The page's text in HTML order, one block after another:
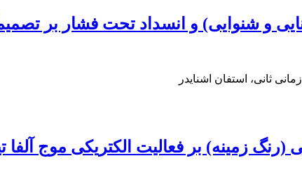
و شنوایی) و انسداد تحت فشار بر
ثانی، استفان اشنایدر
زمینه) بر فعالیت الکتریکی موج آلفا